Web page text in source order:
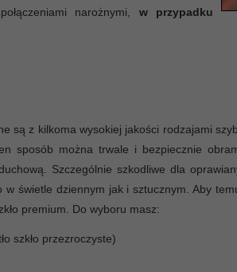
narożnymi, w przypadku
są z kilkoma wysokiej jakości rodzajami
sposób można trwale i bezpiecznie
Szczególnie szkodliwe dla
świetle dziennym jak i sztucznym. Aby
premium. Do wyboru masz:
szkło przezroczyste)